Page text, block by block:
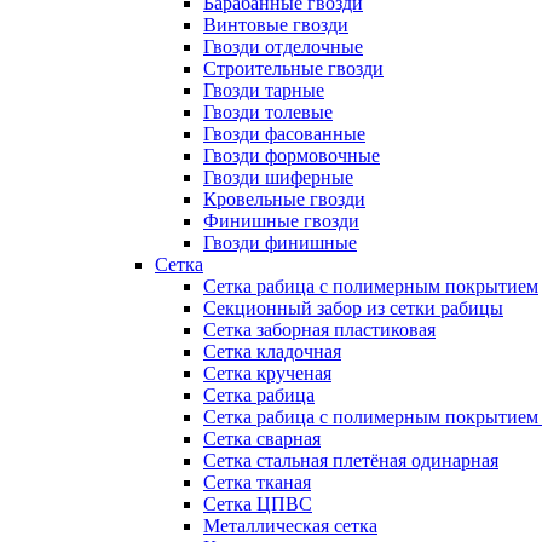
Винтовые гвозди
Гвозди отделочные
Строительные гвозди
Гвозди тарные
Гвозди толевые
Гвозди фасованные
Гвозди формовочные
Гвозди шиферные
Кровельные гвозди
Финишные гвозди
Гвозди финишные
Сетка
Сетка рабица с полимерным покрытием
Секционный забор из сетки рабицы
Сетка заборная пластиковая
Сетка кладочная
Сетка крученая
Сетка рабица
Сетка рабица с полимерным покрытием
Сетка сварная
Сетка стальная плетёная одинарная
Сетка тканая
Сетка ЦПВС
Металлическая сетка